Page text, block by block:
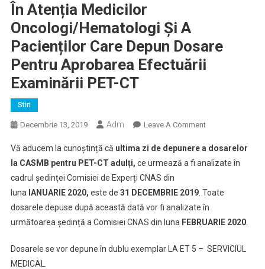
În Atenția Medicilor
Oncologi/hematologi Și A
Pacienților Care Depun Dosare
Pentru Aprobarea Efectuării
Examinării PET-CT
Stiri
Decembrie 13, 2019 Adm Leave A CommentOn
Atenția
Medicilor
Și
A
Pacienților
Depun
Vă aducem la cunoștință că ultima zi de depunere a dosarelor
la CASMB pentru PET-CT adulți, ce urmează a fi analizate în
cadrul ședinței Comisiei de Experți CNAS din
luna IANUARIE 2020, este de 31 DECEMBRIE 2019. Toate
dosarele depuse după această dată vor fi analizate în
următoarea ședință a Comisiei CNAS din luna FEBRUARIE 2020.
Dosarele se vor depune în dublu exemplar LA ET 5 – SERVICIUL
MEDICAL.